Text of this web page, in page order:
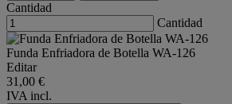
Cantidad
Cantidad
Funda Enfriadora de Botella WA-126
Editar
31,00 €
IVA incl.